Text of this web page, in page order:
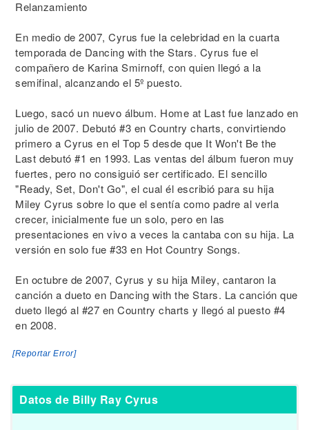
Relanzamiento
En medio de 2007, Cyrus fue la celebridad en la cuarta
temporada de Dancing with the Stars. Cyrus fue el
compañero de Karina Smirnoff, con quien llegó a la
semifinal, alcanzando el 5º puesto.
Luego, sacó un nuevo álbum. Home at Last fue lanzado en
julio de 2007. Debutó #3 en Country charts, convirtiendo
primero a Cyrus en el Top 5 desde que It Won't Be the
Last debutó #1 en 1993. Las ventas del álbum fueron muy
fuertes, pero no consiguió ser certificado. El sencillo
"Ready, Set, Don't Go", el cual él escribió para su hija
Miley Cyrus sobre lo que el sentía como padre al verla
crecer, inicialmente fue un solo, pero en las
presentaciones en vivo a veces la cantaba con su hija. La
versión en solo fue #33 en Hot Country Songs.
En octubre de 2007, Cyrus y su hija Miley, cantaron la
canción a dueto en Dancing with the Stars. La canción que
dueto llegó al #27 en Country charts y llegó al puesto #4
en 2008.
[Reportar Error]
Datos de Billy Ray Cyrus